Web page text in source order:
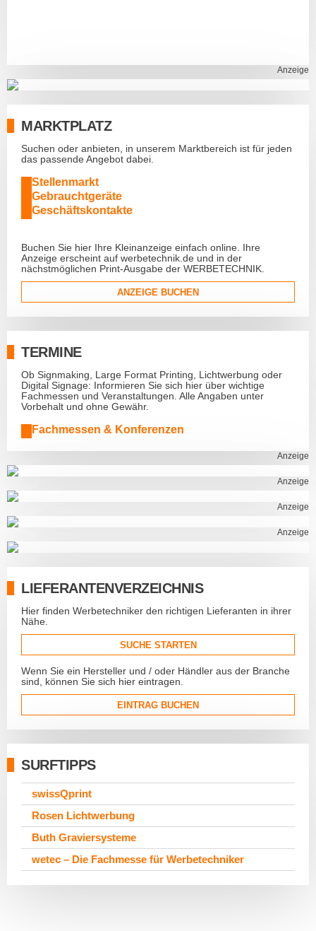
Anzeige
MARKTPLATZ
Suchen oder anbieten, in unserem Marktbereich ist für jeden
das passende Angebot dabei.
Stellenmarkt
Gebrauchtgeräte
Geschäftskontakte
Buchen Sie hier Ihre Kleinanzeige einfach online. Ihre
Anzeige erscheint auf werbetechnik.de und in der
nächstmöglichen Print-Ausgabe der WERBETECHNIK.
ANZEIGE BUCHEN
TERMINE
Ob Signmaking, Large Format Printing, Lichtwerbung oder
Digital Signage: Informieren Sie sich hier über wichtige
Fachmessen und Veranstaltungen. Alle Angaben unter
Vorbehalt und ohne Gewähr.
Fachmessen & Konferenzen
Anzeige
Anzeige
Anzeige
Anzeige
LIEFERANTENVERZEICHNIS
Hier finden Werbetechniker den richtigen Lieferanten in ihrer
Nähe.
SUCHE STARTEN
Wenn Sie ein Hersteller und / oder Händler aus der Branche
sind, können Sie sich hier eintragen.
EINTRAG BUCHEN
SURFTIPPS
swissQprint
Rosen Lichtwerbung
Buth Graviersysteme
wetec – Die Fachmesse für Werbetechniker